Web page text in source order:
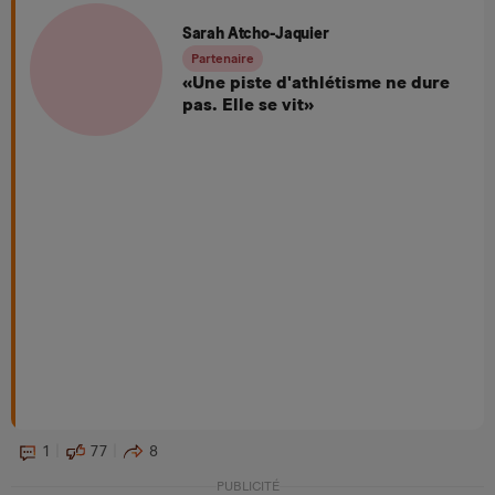
Sarah Atcho-Jaquier
Partenaire
«Une piste d'athlétisme ne dure
pas. Elle se vit»
1 77 8
PUBLICITÉ